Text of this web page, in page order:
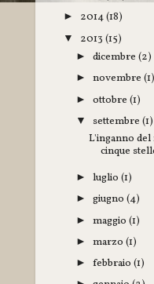
► 2014(18)
▼ 2013 (15)
► dicembre (2)
► novembre (1)
► ottobre (1)
▼ settembre (1)
L'inganno
cinque
► luglio (1)
► giugno (4)
► maggio (1)
► marzo (1)
► febbraio (1)